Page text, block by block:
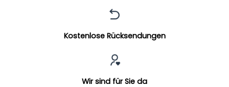
Kostenlose Rücksendungen
Wir sind für Sie da